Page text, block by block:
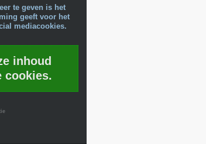
te geven is het
geeft voor het
mediacookies.
inhoud
cookies.